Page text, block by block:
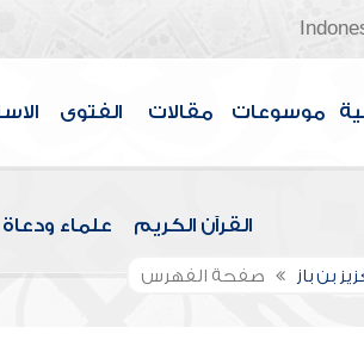
موسوعات مقالات الفتوى
القرآن الكريم علماء ودعاة
بن باز صفحة الفهرس